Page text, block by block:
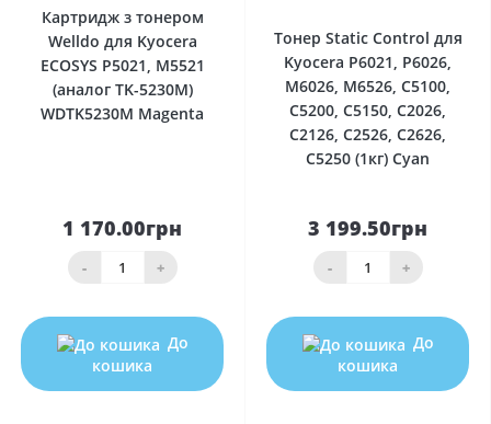
Картридж з тонером
Welldo для Kyocera
ECOSYS P5021, M5521
(аналог TK-5230M)
WDTK5230M Magenta
1 170.00грн
- +
До
кошика
Тонер Static Control для
Kyocera P6021, P6026,
M6026, M6526, C5100,
C5200, C5150, C2026,
C2126, C2526, C2626,
C5250 (1кг) Cyan
3 199.50грн
- +
До
кошика